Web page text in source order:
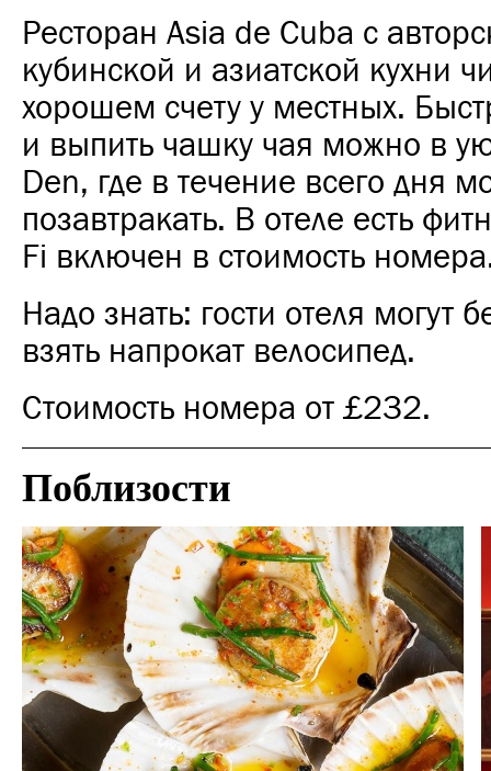
Ресторан Asia de Cuba с
кубинской и азиатской кухни
хорошем счету у местных.
и выпить чашку чая можно в
Den, где в течение всего дня
позавтракать. В отеле есть
Fi включен в стоимость
Надо знать: гости отеля могут
взять напрокат велосипед.
Стоимость номера от £232.
Поблизости